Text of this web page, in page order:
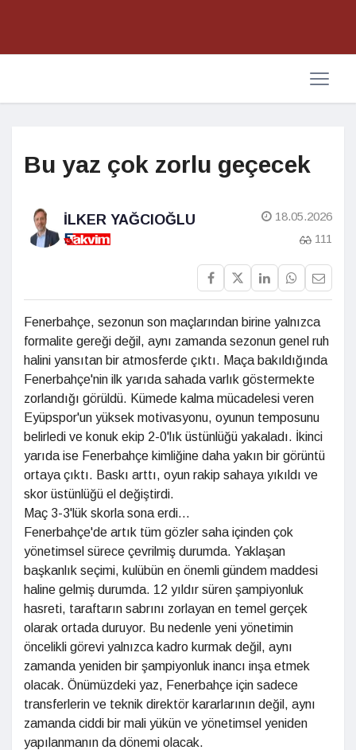
Bu yaz çok zorlu geçecek
İLKER YAĞCIOĞLU
18.05.2026
111
Fenerbahçe, sezonun son maçlarından birine yalnızca
formalite gereği değil, aynı zamanda sezonun genel ruh
halini yansıtan bir atmosferde çıktı. Maça bakıldığında
Fenerbahçe'nin ilk yarıda sahada varlık göstermekte
zorlandığı görüldü. Kümede kalma mücadelesi veren
Eyüpspor'un yüksek motivasyonu, oyunun temposunu
belirledi ve konuk ekip 2-0'lık üstünlüğü yakaladı. İkinci
yarıda ise Fenerbahçe kimliğine daha yakın bir görüntü
ortaya çıktı. Baskı arttı, oyun rakip sahaya yıkıldı ve
skor üstünlüğü el değiştirdi.
Maç 3-3'lük skorla sona erdi...
Fenerbahçe'de artık tüm gözler saha içinden çok
yönetimsel sürece çevrilmiş durumda. Yaklaşan
başkanlık seçimi, kulübün en önemli gündem maddesi
haline gelmiş durumda. 12 yıldır süren şampiyonluk
hasreti, taraftarın sabrını zorlayan en temel gerçek
olarak ortada duruyor. Bu nedenle yeni yönetimin
öncelikli görevi yalnızca kadro kurmak değil, aynı
zamanda yeniden bir şampiyonluk inancı inşa etmek
olacak. Önümüzdeki yaz, Fenerbahçe için sadece
transferlerin ve teknik direktör kararlarının değil, aynı
zamanda ciddi bir mali yükün ve yönetimsel yeniden
yapılanmanın da dönemi olacak.